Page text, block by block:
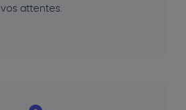
vos attentes.